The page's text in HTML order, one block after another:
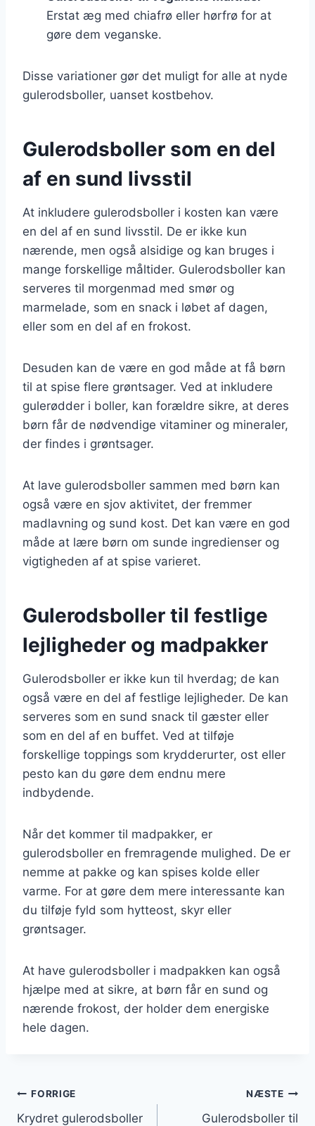
Erstat æg med chiafrø eller hørfrø for at
gøre dem veganske.
Disse variationer gør det muligt for alle at nyde
gulerodsboller, uanset kostbehov.
Gulerodsboller som en del
af en sund livsstil
At inkludere gulerodsboller i kosten kan være
en del af en sund livsstil. De er ikke kun
nærende, men også alsidige og kan bruges i
mange forskellige måltider. Gulerodsboller kan
serveres til morgenmad med smør og
marmelade, som en snack i løbet af dagen,
eller som en del af en frokost.
Desuden kan de være en god måde at få børn
til at spise flere grøntsager. Ved at inkludere
gulerødder i boller, kan forældre sikre, at deres
børn får de nødvendige vitaminer og mineraler,
der findes i grøntsager.
At lave gulerodsboller sammen med børn kan
også være en sjov aktivitet, der fremmer
madlavning og sund kost. Det kan være en god
måde at lære børn om sunde ingredienser og
vigtigheden af at spise varieret.
Gulerodsboller til festlige
lejligheder og madpakker
Gulerodsboller er ikke kun til hverdag; de kan
også være en del af festlige lejligheder. De kan
serveres som en sund snack til gæster eller
som en del af en buffet. Ved at tilføje
forskellige toppings som krydderurter, ost eller
pesto kan du gøre dem endnu mere
indbydende.
Når det kommer til madpakker, er
gulerodsboller en fremragende mulighed. De er
nemme at pakke og kan spises kolde eller
varme. For at gøre dem mere interessante kan
du tilføje fyld som hytteost, skyr eller
grøntsager.
At have gulerodsboller i madpakken kan også
hjælpe med at sikre, at børn får en sund og
nærende frokost, der holder dem energiske
hele dagen.
Indlægsnavigation
FORRIGE
Krydret gulerodsboller
NÆSTE
Gulerodsboller til